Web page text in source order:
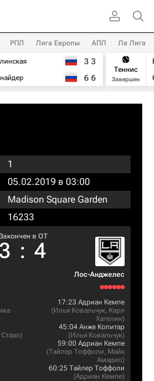
РПЛ Лига Европы АПЛ Ла Лига
3 3
6 6
Теннис
Завершен
1
05.02.2019 в 03:00
Madison Square Garden
16233
в OT
3 : 4
Лос-Анджелес
)
17:23 Адриан Кемпе
(Илья Ковальчук, Карл
Хагелин)
45:04 Анже Копитар
(Илья Ковальчук)
59:00 Адриан Кемпе
(Тайлер Тоффоли, Майк
Амадио)
60:25 Тайлер Тоффоли
(Адриан Кемпе)